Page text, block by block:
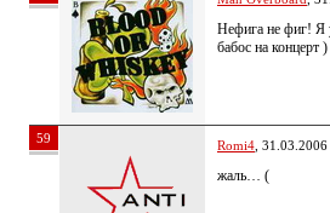
Нефига не фиг! Я
бабос на концерт )
59 Romi4 ,
жаль… (